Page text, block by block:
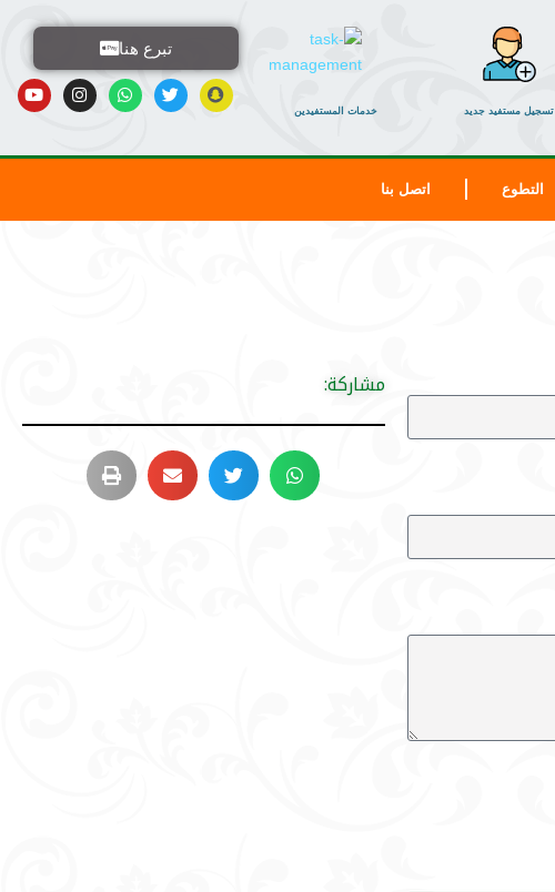
تسجيل مستفيد جديد خدمات المستفيدين
تبرع هنا
التطوع اتصل بنا
مشاركة: